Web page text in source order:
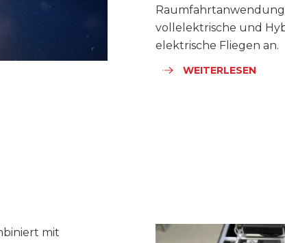
vollelektrische und
elektrische Fliegen an.
WEITERLESEN
mit